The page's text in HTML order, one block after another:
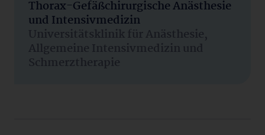
Thorax-Gefäßchirurgische Anästhesie
und Intensivmedizin
Universitätsklinik für Anästhesie,
Allgemeine Intensivmedizin und
Schmerztherapie